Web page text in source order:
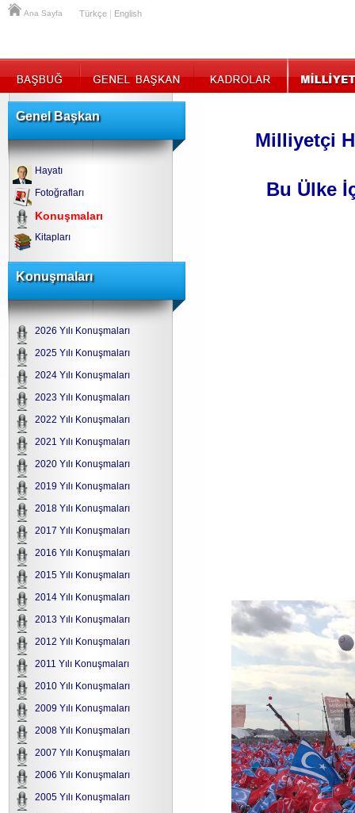
Ana Sayfa Türkçe English
Genel Başkan
Hayatı
Fotoğrafları
Konuşmaları
Kitapları
Konuşmaları
2026 Yılı Konuşmaları
2025 Yılı Konuşmaları
2024 Yılı Konuşmaları
2023 Yılı Konuşmaları
2022 Yılı Konuşmaları
2021 Yılı Konuşmaları
2020 Yılı Konuşmaları
2019 Yılı Konuşmaları
2018 Yılı Konuşmaları
2017 Yılı Konuşmaları
2016 Yılı Konuşmaları
2015 Yılı Konuşmaları
2014 Yılı Konuşmaları
2013 Yılı Konuşmaları
2012 Yılı Konuşmaları
2011 Yılı Konuşmaları
2010 Yılı Konuşmaları
2009 Yılı Konuşmaları
2008 Yılı Konuşmaları
2007 Yılı Konuşmaları
2006 Yılı Konuşmaları
2005 Yılı Konuşmaları
Milliyetçi
Bu Ülke